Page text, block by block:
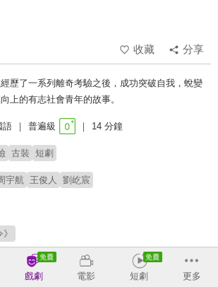
收藏
分享
歷了一系列離奇考驗之後，成功突破自我，蛻變
上的有志社會青年的故事。
語 普遍級 14 分鐘
古裝 短劇
宇航 王俊人 劉屹宸
短劇 # 免費短劇
戲劇 電影 短劇 更多